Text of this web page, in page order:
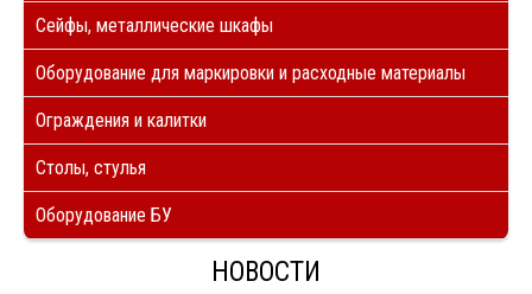
Сейфы, металлические шкафы
Оборудование для маркировки и расходные материалы
Ограждения и калитки
Столы, стулья
Оборудование БУ
НОВОСТИ